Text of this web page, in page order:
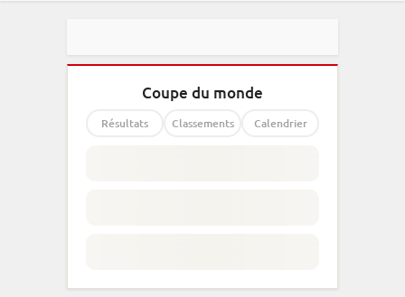
Coupe du monde
Résultats Classements Calendrier